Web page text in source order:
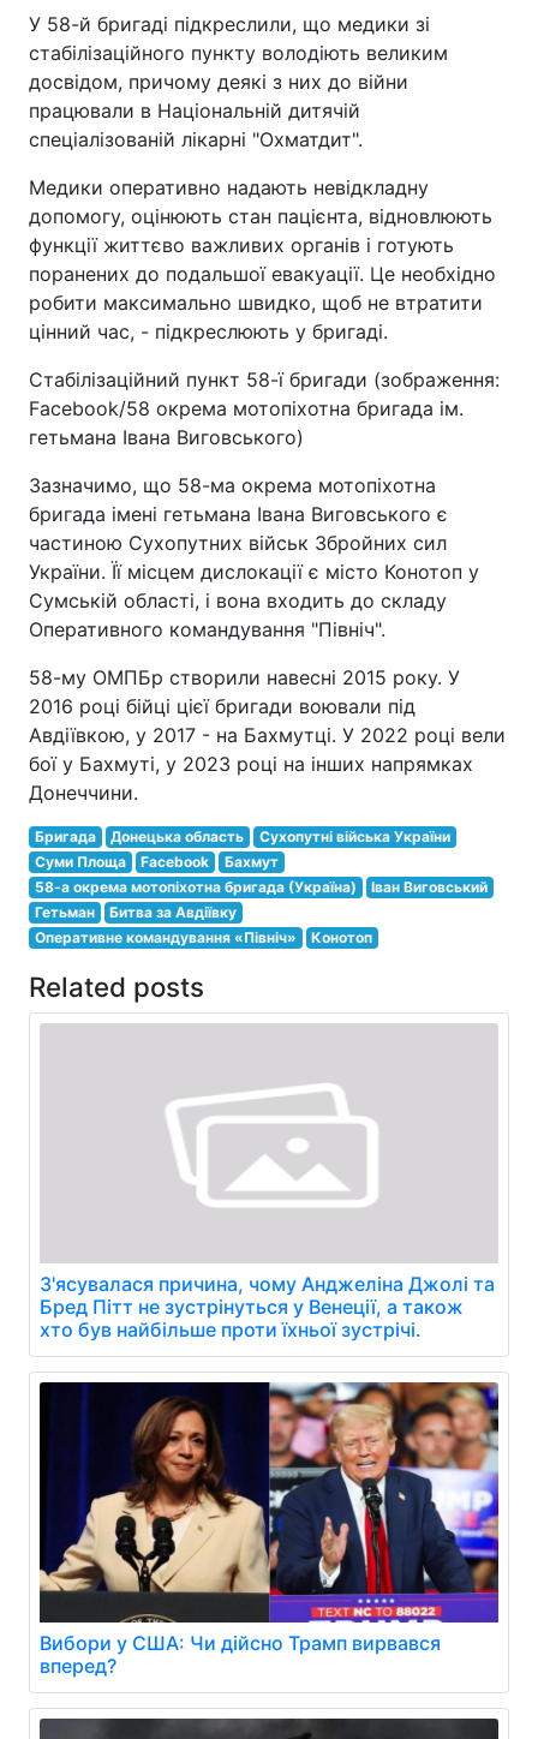
У 58-й бригаді підкреслили, що медики зі
стабілізаційного пункту володіють великим
досвідом, причому деякі з них до війни
працювали в Національній дитячій
спеціалізованій лікарні "Охматдит".
Медики оперативно надають невідкладну
допомогу, оцінюють стан пацієнта, відновлюють
функції життєво важливих органів і готують
поранених до подальшої евакуації. Це необхідно
робити максимально швидко, щоб не втратити
цінний час, - підкреслюють у бригаді.
Стабілізаційний пункт 58-ї бригади (зображення:
Facebook/58 окрема мотопіхотна бригада ім.
гетьмана Івана Виговського)
Зазначимо, що 58-ма окрема мотопіхотна
бригада імені гетьмана Івана Виговського є
частиною Сухопутних військ Збройних сил
України. Її місцем дислокації є місто Конотоп у
Сумській області, і вона входить до складу
Оперативного командування "Північ".
58-му ОМПБр створили навесні 2015 року. У
2016 році бійці цієї бригади воювали під
Авдіївкою, у 2017 - на Бахмутці. У 2022 році вели
бої у Бахмуті, у 2023 році на інших напрямках
Донеччини.
Бригада Донецька область
Сухопутні війська України
Суми Площа
Facebook
Бахмут
58-а окрема мотопіхотна бригада (Україна)
Іван Виговський
Гетьман
Битва за Авдіївку
Оперативне командування «Північ»
Конотоп
Related posts
З'ясувалася причина, чому Анджеліна Джолі та
Бред Пітт не зустрінуться у Венеції, а також
хто був найбільше проти їхньої зустрічі.
Вибори у США: Чи дійсно Трамп вирвався
вперед?